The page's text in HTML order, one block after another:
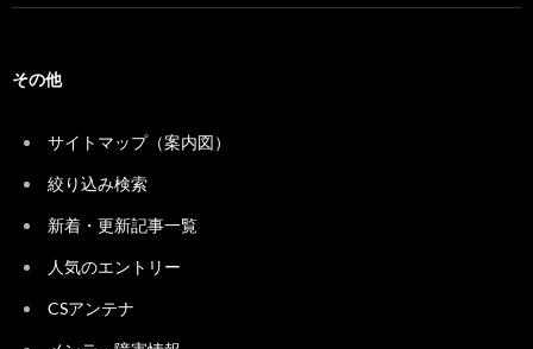
その他
サイトマップ（案内図）
絞り込み検索
新着・更新記事一覧
人気のエントリー
CSアンテナ